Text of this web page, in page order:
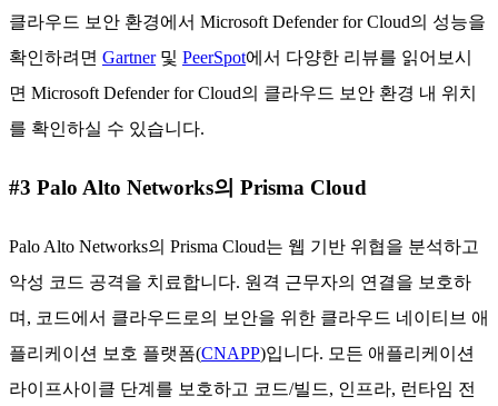
클라우드 보안 환경에서 Microsoft Defender for Cloud의 성능을
확인하려면 Gartner및 PeerSpot에서 다양한 리뷰를 읽어보시
면 Microsoft Defender for Cloud의 클라우드 보안 환경 내 위치
를 확인하실 수 있습니다.
#3 Palo Alto Networks의 Prisma Cloud
Palo Alto Networks의 Prisma Cloud는 웹 기반 위협을 분석하고
악성 코드 공격을 치료합니다. 원격 근무자의 연결을 보호하
며, 코드에서 클라우드로의 보안을 위한 클라우드 네이티브 애
플리케이션 보호 플랫폼(CNAPP)입니다. 모든 애플리케이션
라이프사이클 단계를 보호하고 코드/빌드, 인프라, 런타임 전